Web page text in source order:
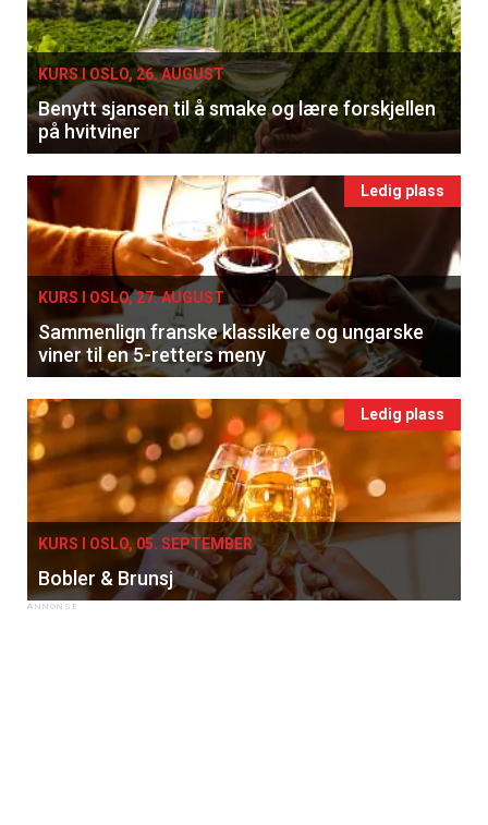
KURS I OSLO, 26. AUGUST
Benytt sjansen til å smake og lære forskjellen
på hvitviner
Ledig plass
KURS I OSLO, 27. AUGUST
Sammenlign franske klassikere og ungarske
viner til en 5-retters meny
Ledig plass
KURS I OSLO, 05. SEPTEMBER
Bobler & Brunsj